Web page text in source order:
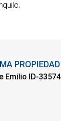
PROPIEDAD
Emilio ID-33574